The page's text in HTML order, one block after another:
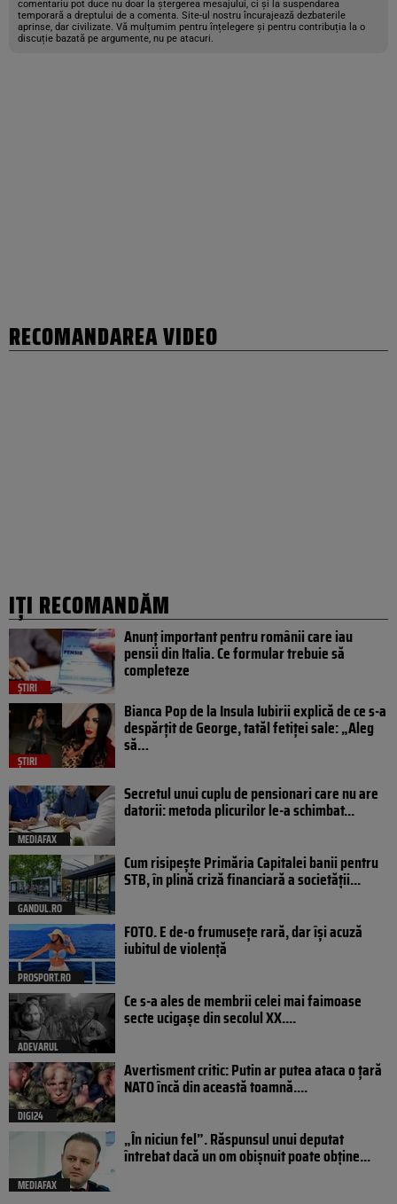
comentariu pot duce nu doar la ștergerea mesajului, ci și la suspendarea
temporară a dreptului de a comenta. Site-ul nostru încurajează dezbaterile
aprinse, dar civilizate. Vă mulțumim pentru înțelegere și pentru contribuția la o
discuție bazată pe argumente, nu pe atacuri.
RECOMANDAREA VIDEO
IȚI RECOMANDĂM
ȘTIRI
Anunț important pentru românii care iau
pensii din Italia. Ce formular trebuie să
completeze
ȘTIRI
Bianca Pop de la Insula Iubirii explică de ce s-a
despărțit de George, tatăl fetiței sale: „Aleg
să…
MEDIAFAX
Secretul unui cuplu de pensionari care nu are
datorii: metoda plicurilor le-a schimbat...
GANDUL.RO
Cum risipește Primăria Capitalei banii pentru
STB, în plină criză financiară a societății...
PROSPORT.RO
FOTO. E de-o frumusețe rară, dar își acuză
iubitul de violență
ADEVARUL
Ce s-a ales de membrii celei mai faimoase
secte ucigașe din secolul XX....
DIGI24
Avertisment critic: Putin ar putea ataca o țară
NATO încă din această toamnă....
MEDIAFAX
„În niciun fel”. Răspunsul unui deputat
întrebat dacă un om obișnuit poate obține...